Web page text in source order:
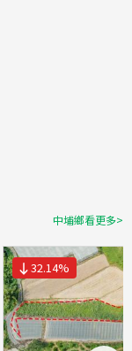
中埔鄉看更多>
32.14%